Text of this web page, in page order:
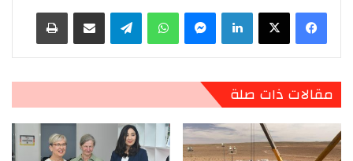
لينكدإن ماسنجر واتساب تيلقرام مشاركة عبر البريد طباعة
مقالات ذات صلة